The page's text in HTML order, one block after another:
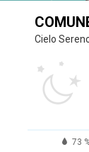
Cielo
73